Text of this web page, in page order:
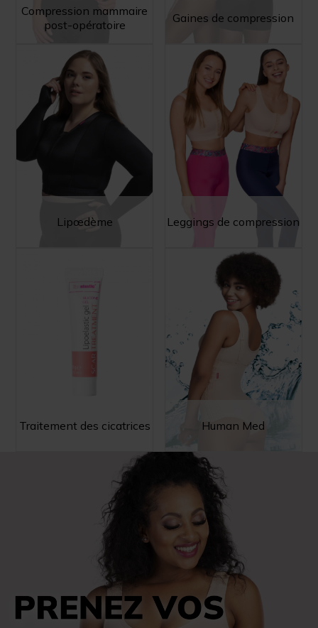
Compression mammaire
post-opératoire
Gaines de compression
Lipœdème Leggings de compression
Traitement des cicatrices Human Med